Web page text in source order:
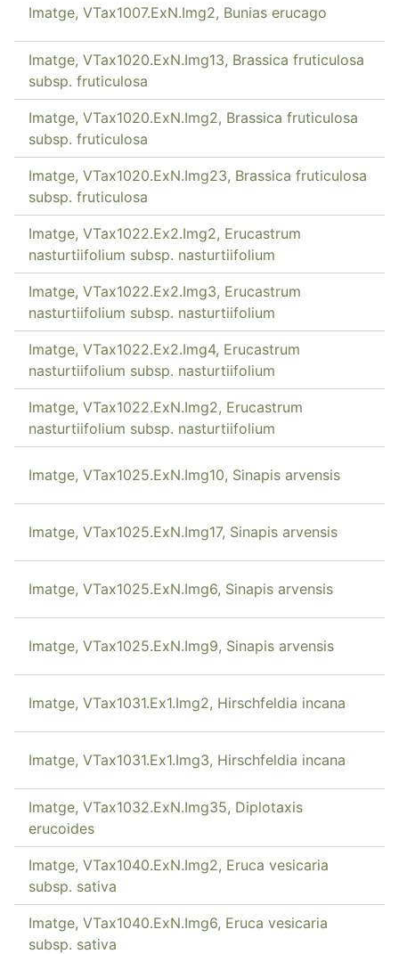
Imatge, VTax1007.ExN.Img2, Bunias erucago
Imatge, VTax1020.ExN.Img13, Brassica fruticulosa
subsp. fruticulosa
Imatge, VTax1020.ExN.Img2, Brassica fruticulosa
subsp. fruticulosa
Imatge, VTax1020.ExN.Img23, Brassica fruticulosa
subsp. fruticulosa
Imatge, VTax1022.Ex2.Img2, Erucastrum
nasturtiifolium subsp. nasturtiifolium
Imatge, VTax1022.Ex2.Img3, Erucastrum
nasturtiifolium subsp. nasturtiifolium
Imatge, VTax1022.Ex2.Img4, Erucastrum
nasturtiifolium subsp. nasturtiifolium
Imatge, VTax1022.ExN.Img2, Erucastrum
nasturtiifolium subsp. nasturtiifolium
Imatge, VTax1025.ExN.Img10, Sinapis arvensis
Imatge, VTax1025.ExN.Img17, Sinapis arvensis
Imatge, VTax1025.ExN.Img6, Sinapis arvensis
Imatge, VTax1025.ExN.Img9, Sinapis arvensis
Imatge, VTax1031.Ex1.Img2, Hirschfeldia incana
Imatge, VTax1031.Ex1.Img3, Hirschfeldia incana
Imatge, VTax1032.ExN.Img35, Diplotaxis
erucoides
Imatge, VTax1040.ExN.Img2, Eruca vesicaria
subsp. sativa
Imatge, VTax1040.ExN.Img6, Eruca vesicaria
subsp. sativa